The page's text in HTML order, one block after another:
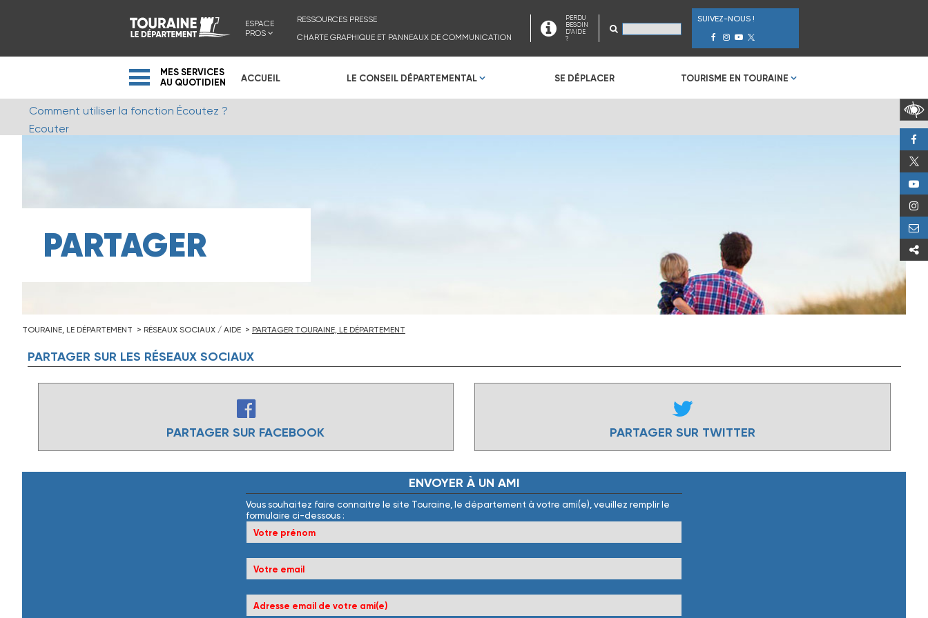
ESPACE
PROS
RESSOURCES PRESSE
CHARTE GRAPHIQUE ET PANNEAUX DE COMMUNICATION
PERDU
BESOIN
D'AIDE
?
SUIVEZ-NOUS !
MES SERVICES
AU QUOTIDIEN
ACCUEIL LE CONSEIL DÉPARTEMENTAL SE DÉPLACER TOURISME EN TOURAINE
Comment utiliser la fonction Écoutez ?
Ecouter
PARTAGER
TOURAINE, LE DÉPARTEMENT RÉSEAUX SOCIAUX / AIDE PARTAGER TOURAINE, LE DÉPARTEMENT
PARTAGER SUR LES RÉSEAUX SOCIAUX
PARTAGER SUR FACEBOOK PARTAGER SUR TWITTER
ENVOYER À UN AMI
Vous souhaitez faire connaitre le site Touraine, le département à votre ami(e), veuillez remplir le
formulaire ci-dessous :